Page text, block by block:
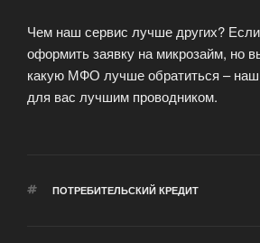
Чем наш сервис лучше других?
оформить заявку на микрозайм, но
какую МФО лучше обратиться – наш
для вас лучшим проводником.
МЕТКИ
ПОТРЕБИТЕЛЬСКИЙ КРЕДИТ